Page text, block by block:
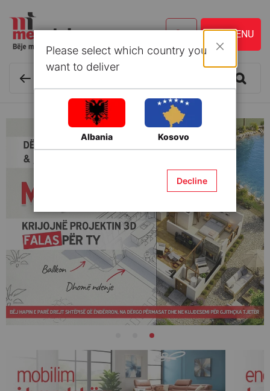
Please select which country you
want to deliver
Albania Kosovo
Decline